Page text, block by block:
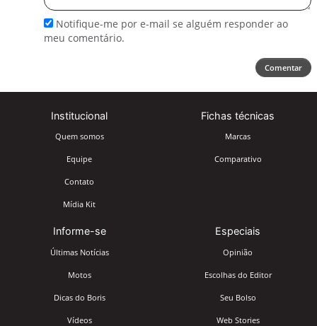
Notifique-me por e-mail se alguém responder ao
meu comentário.
Comentar
Institucional
Quem somos
Equipe
Contato
Mídia Kit
Fichas técnicas
Marcas
Comparativo
Informe-se
Últimas Notícias
Motos
Dicas do Boris
Vídeos
Especiais
Opinião
Escolhas do Editor
Seu Bolso
Web Stories